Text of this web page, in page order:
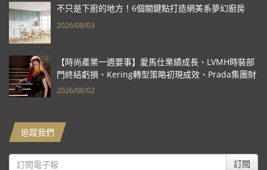
不只是下廚的地方！6個關鍵點打造網美系夢幻廚房
2026/08/03
【時尚產業一週要事】愛馬仕業績成長、LVMH時裝部
門終結虧損、Kering轉型策略初現成效、Prada集團財
報亮眼
2026/08/02
追蹤我們
訂閱